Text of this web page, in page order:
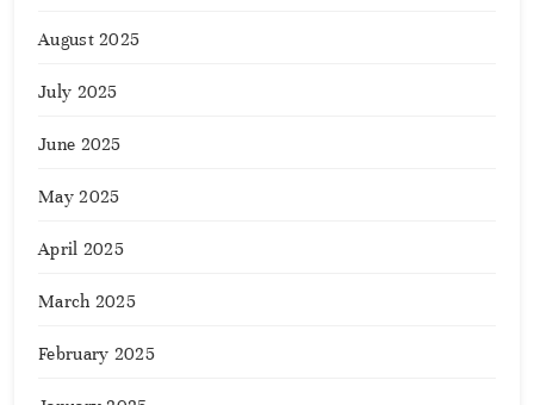
August 2025
July 2025
June 2025
May 2025
April 2025
March 2025
February 2025